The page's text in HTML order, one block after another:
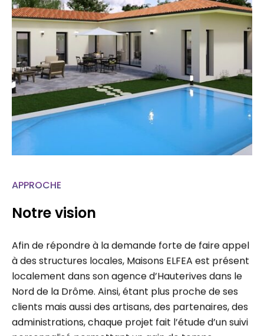
APPROCHE
Notre vision
à des structures locales, Maisons ELFEA est présent
localement dans son agence d’Hauterives dans le
Nord de la Drôme. Ainsi, étant plus proche de ses
clients mais aussi des artisans, des partenaires, des
administrations, chaque projet fait l’étude d’un suivi
personnalisé permettant un gain de temps…